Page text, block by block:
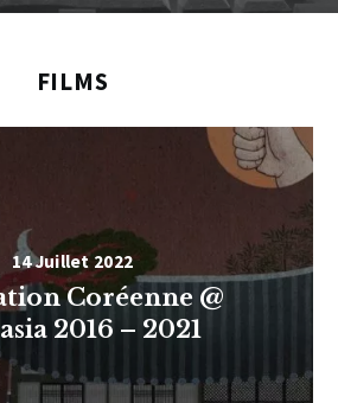
FILMS
14 Juillet 2022
Coréenne @
2016 – 2021